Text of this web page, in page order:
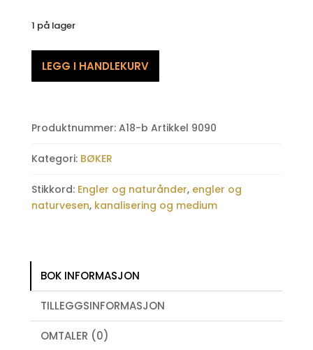
1 på lager
Angel
(
bok
antall
LEGG I HANDLEKURV
Produktnummer: A18-b Artikkel 9090
Kategori: BØKER
Stikkord: Engler og naturånder, engler og
naturvesen, kanalisering og medium
BOK INFORMASJON
TILLEGGSINFORMASJON
OMTALER (0)